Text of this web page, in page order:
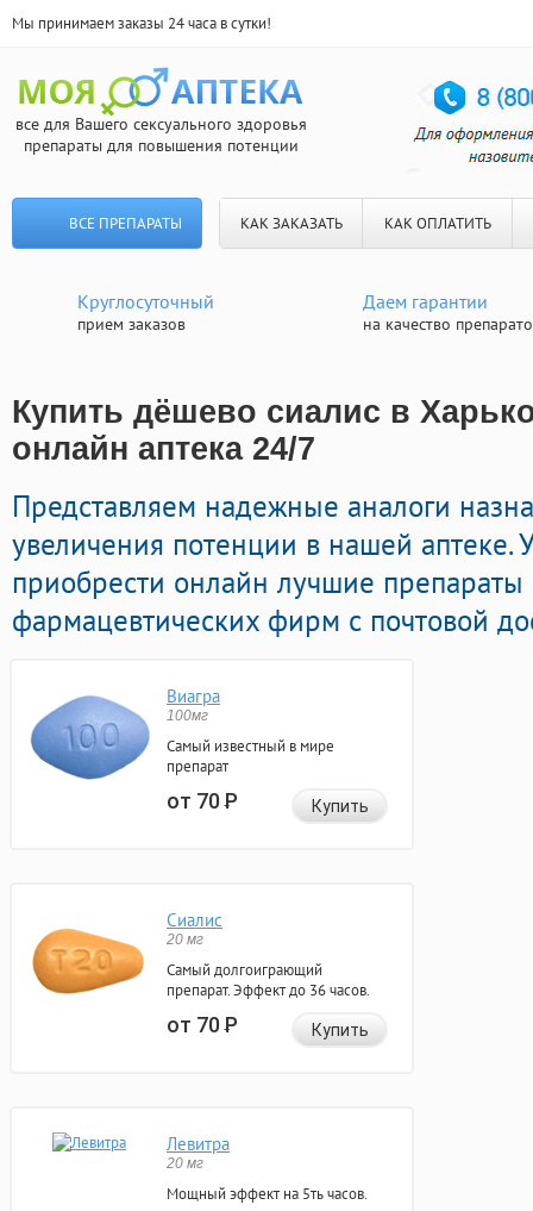
Мы принимаем заказы 24 часа в сутки!
все для Вашего сексуального здоровья
препараты для повышения потенции
ВСЕ ПРЕПАРАТЫ КАК ЗАКАЗАТЬ КАК ОПЛАТИТЬ
Круглосуточный
прием заказов
Даем гарантии
на качество
Купить дёшево сиалис в
онлайн аптека 24/7
Представляем надежные аналоги
увеличения потенции в нашей
приобрести онлайн лучшие
фармацевтических фирм с почтовой
Виагра
100мг
Самый известный в мире
препарат
от 70Р Купить
Сиалис
20 мг
Самый долгоиграющий
препарат. Эффект до 36 часов.
от 70Р Купить
Левитра
20 мг
Мощный эффект на 5ть часов.